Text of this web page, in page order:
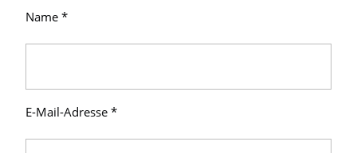
Name *
E-Mail-Adresse *